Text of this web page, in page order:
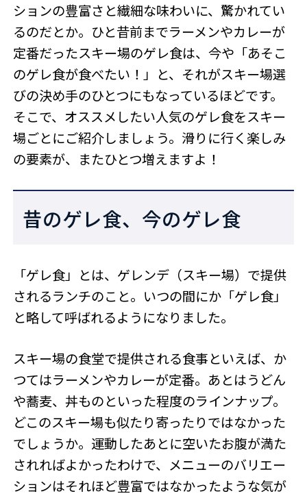
ションの豊富さと繊細な味わいに、驚かれてい
るのだとか。ひと昔前までラーメンやカレーが
定番だったスキー場のゲレ食は、今や「あそこ
のゲレ食が食べたい！」と、それがスキー場選
びの決め手のひとつにもなっているほどです。
そこで、オススメしたい人気のゲレ食をスキー
場ごとにご紹介しましょう。滑りに行く楽しみ
の要素が、またひとつ増えますよ！
昔のゲレ食、今のゲレ食
「ゲレ食」とは、ゲレンデ（スキー場）で提供
されるランチのこと。いつの間にか「ゲレ食」
と略して呼ばれるようになりました。
スキー場の食堂で提供される食事といえば、か
つてはラーメンやカレーが定番。あとはうどん
や蕎麦、丼ものといった程度のラインナップ。
どこのスキー場も似たり寄ったりではなかった
でしょうか。運動したあとに空いたお腹が満た
されればよかったわけで、メニューのバリエー
ションはそれほど豊富ではなかったような気が